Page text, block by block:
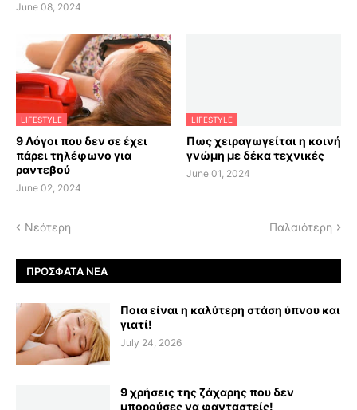
June 08, 2024
LIFESTYLE
9 Λόγοι που δεν σε έχει
πάρει τηλέφωνο για
ραντεβού
June 02, 2024
LIFESTYLE
Πως χειραγωγείται η κοινή
γνώμη με δέκα τεχνικές
June 01, 2024
Νεότερη Παλαιότερη
ΠΡΌΣΦΑΤΑ ΝΈΑ
Ποια είναι η καλύτερη στάση ύπνου και
γιατί!
July 24, 2026
9 χρήσεις της ζάχαρης που δεν
μπορούσες να φανταστείς!